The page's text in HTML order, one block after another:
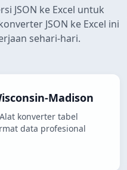
JSON ke Excel untuk
JSON ke Excel ini
sehari-hari.
Madison
konverter tabel
data profesional